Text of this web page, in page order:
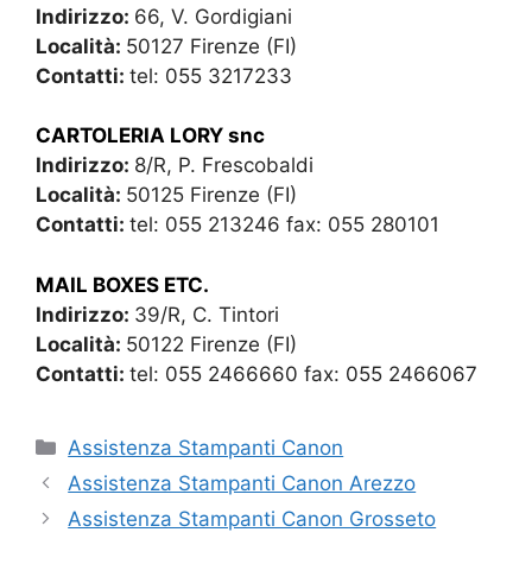
Indirizzo: 66, V. Gordigiani
Località: 50127 Firenze (FI)
Contatti: tel: 055 3217233
CARTOLERIA LORY snc
Indirizzo: 8/R, P. Frescobaldi
Località: 50125 Firenze (FI)
Contatti: tel: 055 213246 fax: 055 280101
MAIL BOXES ETC.
Indirizzo: 39/R, C. Tintori
Località: 50122 Firenze (FI)
Contatti: tel: 055 2466660 fax: 055 2466067
Categorie
Assistenza Stampanti Canon
Assistenza Stampanti Canon Arezzo
Assistenza Stampanti Canon Grosseto